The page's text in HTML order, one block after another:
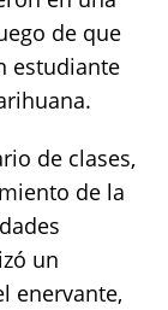
de que
estudiante
de clases,
de la
un
enervante,